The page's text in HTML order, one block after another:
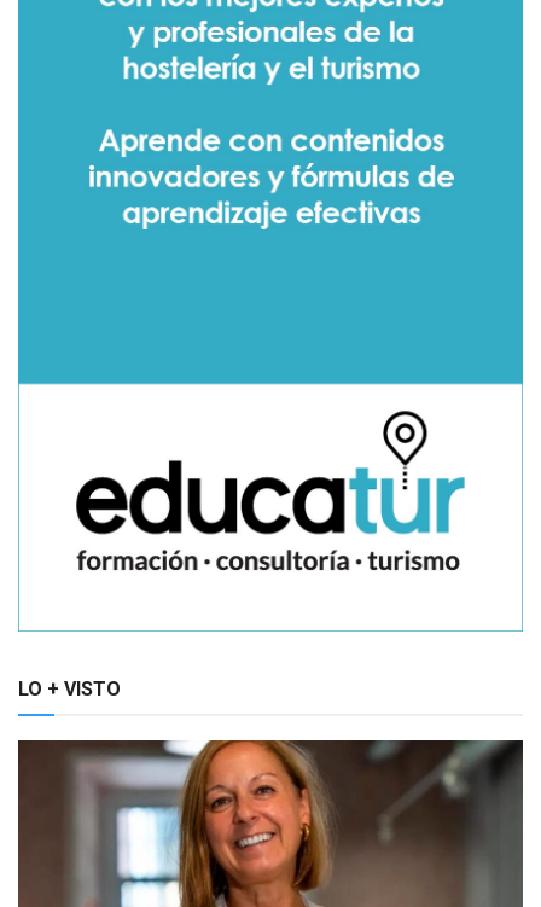
LO + VISTO